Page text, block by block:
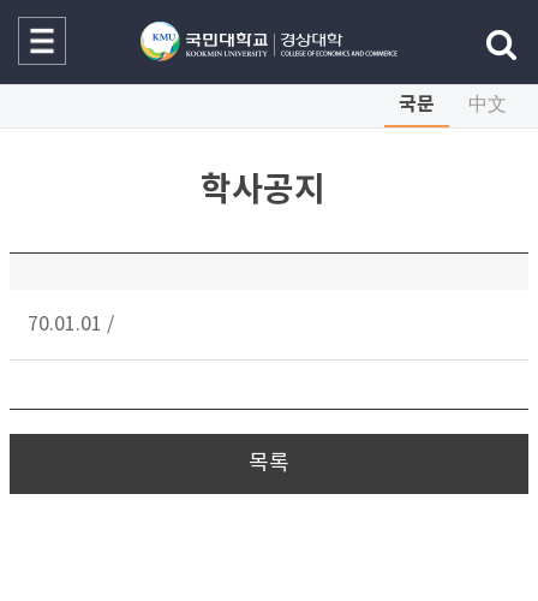
국문 中文
학사공지
70.01.01 /
목록